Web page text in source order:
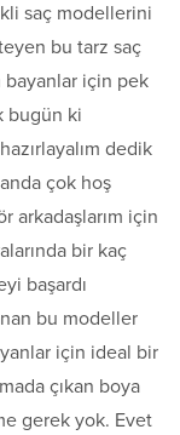
saç modellerini
bu tarz saç
için pek
bugün ki
dedik
çok hoş
arkadaşlarım için
bir kaç
başardı
bu modeller
için ideal bir
çıkan boya
gerek yok. Evet